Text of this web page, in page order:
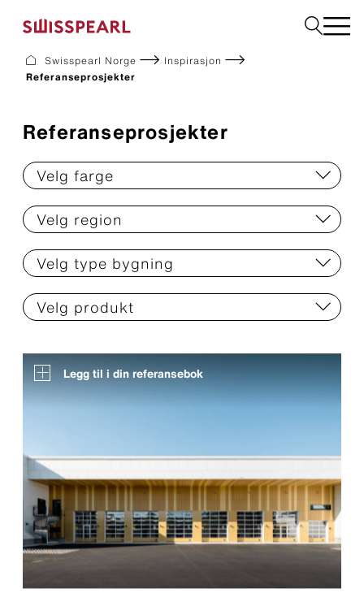
Rådgivning
Inspirasjon
Bærekraft
Fasade
Bygningsplater
Interiør
Bestill produktprøver
Swisspearl Norge
Inspirasjon
Referanseprosjekter
Referanseprosjekter
Velg farge
Velg region
Velg type bygning
Velg produkt
Legg til i din referansebok